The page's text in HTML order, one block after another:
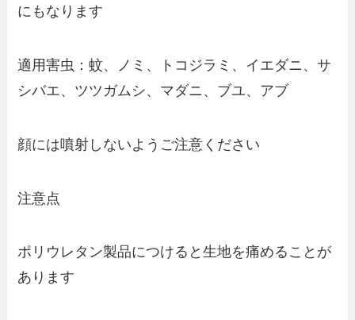
にもなります
適用害虫：蚊、ノミ、トコジラミ、イエダニ、サ
シバエ、ツツガムシ、マダニ、ブユ、アブ
顔には噴射しないようご注意ください
注意点
ポリウレタン製品につけると生地を痛めることが
あります